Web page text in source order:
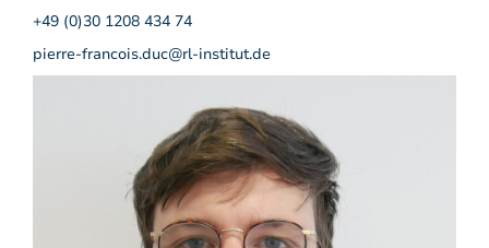
+49 (0)30 1208 434 74
pierre-francois.duc@rl-institut.de